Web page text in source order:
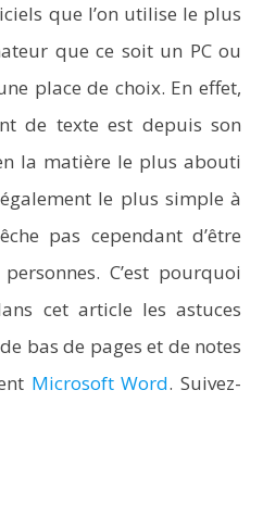
que l’on utilise le plus
que ce soit un PC ou
place de choix. En effet,
de texte est depuis son
la matière le plus abouti
le plus simple à
pas cependant d’être
C’est pourquoi
cet article les astuces
bas de pages et de notes
Microsoft Word. Suivez-